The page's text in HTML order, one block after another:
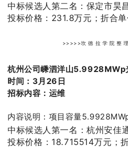
中标候选人第二名： 保定市昊
投标价格：231.8万元；折合单
>>>>>坎 德 拉 学 院 整
杭州公司嵊泗洋山5.9928MWp
时间：3月26日
招标内容：运维
内容说明：项目容量
中标候选人第一名：杭州安佳
投标价格： 18.715514万元；